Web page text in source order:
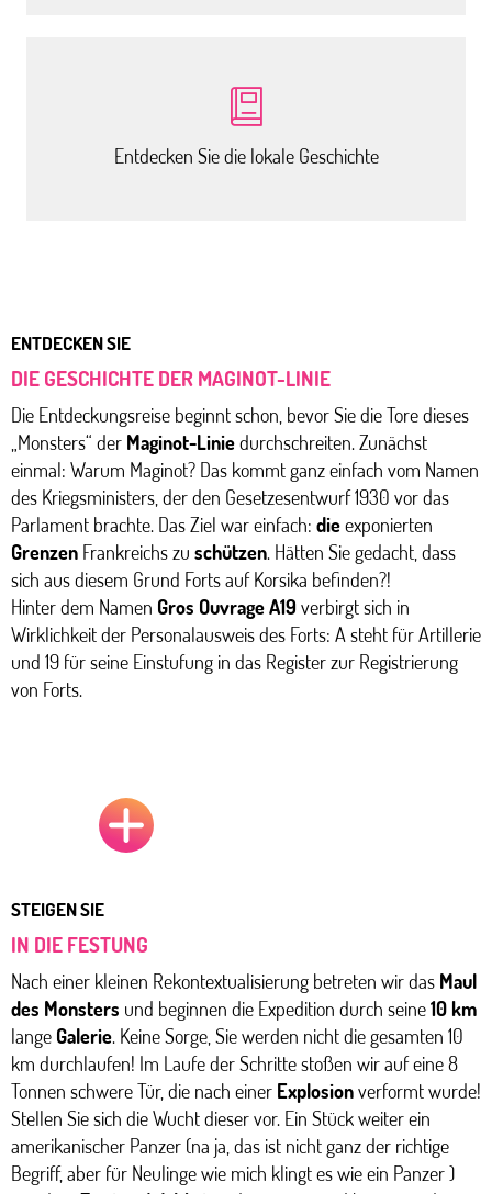
Entdecken Sie die lokale Geschichte
ENTDECKEN SIE
DIE GESCHICHTE DER MAGINOT-LINIE
Die Entdeckungsreise beginnt schon, bevor Sie die Tore dieses
„Monsters“ der Maginot-Liniedurchschreiten. Zunächst
einmal: Warum Maginot? Das kommt ganz einfach vom Namen
des Kriegsministers, der den Gesetzesentwurf 1930 vor das
Parlament brachte. Das Ziel war einfach: dieexponierten
Grenzen Frankreichs zu schützen. Hätten Sie gedacht, dass
sich aus diesem Grund Forts auf Korsika befinden?!
Hinter dem Namen Gros Ouvrage A19verbirgt sich in
Wirklichkeit der Personalausweis des Forts: A steht für Artillerie
und 19 für seine Einstufung in das Register zur Registrierung
von Forts.
STEIGEN SIE
IN DIE FESTUNG
Nach einer kleinen Rekontextualisierung betreten wir das Maul
des Monsters und beginnen die Expedition durch seine10 km
lange Galerie. Keine Sorge, Sie werden nicht die gesamten 10
km durchlaufen! Im Laufe der Schritte stoßen wir auf eine 8
Tonnen schwere Tür, die nach einer Explosionverformt wurde!
Stellen Sie sich die Wucht dieser vor. Ein Stück weiter ein
amerikanischer Panzer (na ja, das ist nicht ganz der richtige
Begriff, aber für Neulinge wie mich klingt es wie ein Panzer )